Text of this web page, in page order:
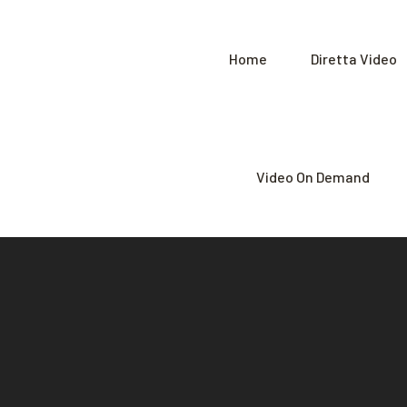
Home Diretta Video
Video On Demand